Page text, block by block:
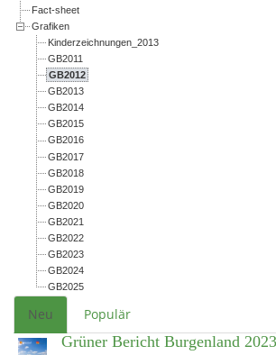
Fact-sheet
Grafiken
Kinderzeichnungen_2013
GB2011
GB2012
GB2013
GB2014
GB2015
GB2016
GB2017
GB2018
GB2019
GB2020
GB2021
GB2022
GB2023
GB2024
GB2025
Neu Populär
Grüner Bericht Burgenland